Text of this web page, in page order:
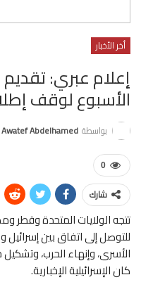
أخر الأخبار
إعلام عبري:
الأسبوع لوقف
بواسطة Awatef Abdelhamed
0
شارك
تتجه الولايات المتحدة وقطر
للتوصل إلى اتفاق بين
الأسرى، وإنهاء الحرب،
كان الإسرائيلية الإخبارية.